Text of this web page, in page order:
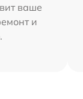
ваше
и